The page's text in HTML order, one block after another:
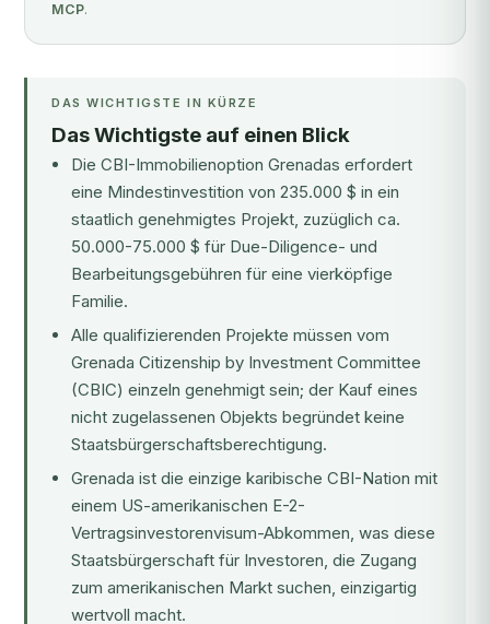
MCP.
DAS WICHTIGSTE IN KÜRZE
Das Wichtigste auf einen Blick
Die CBI-Immobilienoption Grenadas erfordert
eine Mindestinvestition von 235.000 $ in ein
staatlich genehmigtes Projekt, zuzüglich ca.
50.000-75.000 $ für Due-Diligence- und
Bearbeitungsgebühren für eine vierköpfige
Familie.
Alle qualifizierenden Projekte müssen vom
Grenada Citizenship by Investment Committee
(CBIC) einzeln genehmigt sein; der Kauf eines
nicht zugelassenen Objekts begründet keine
Staatsbürgerschaftsberechtigung.
Grenada ist die einzige karibische CBI-Nation mit
einem US-amerikanischen E-2-
Vertragsinvestorenvisum-Abkommen, was diese
Staatsbürgerschaft für Investoren, die Zugang
zum amerikanischen Markt suchen, einzigartig
wertvoll macht.